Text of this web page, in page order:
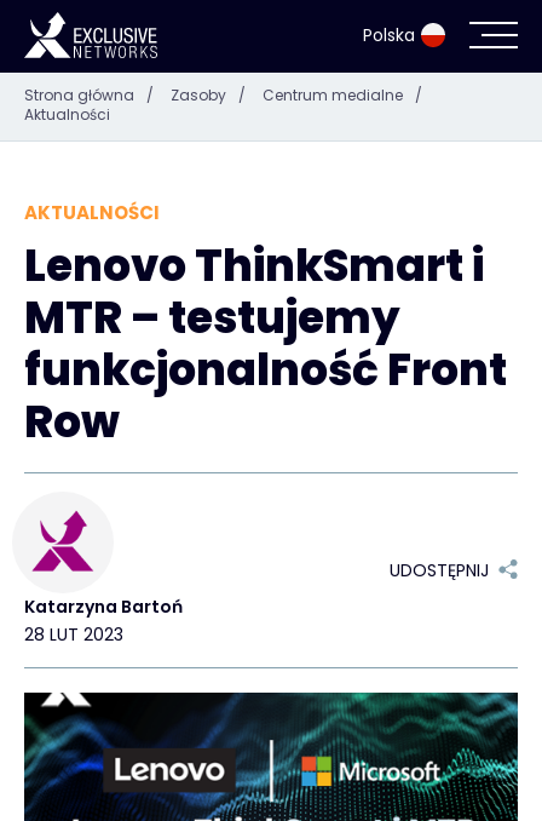
Polska
Cyberbezpieczeństwo i infrastruktura IT
Ekosystem
Zasoby
Firma
Strona główna / Zasoby / Centrum medialne
/
Aktualności
AKTUALNOŚCI
Lenovo ThinkSmart i
MTR – testujemy
funkcjonalność Front
Row
Katarzyna Bartoń
28 LUT 2023
UDOSTĘPNIJ